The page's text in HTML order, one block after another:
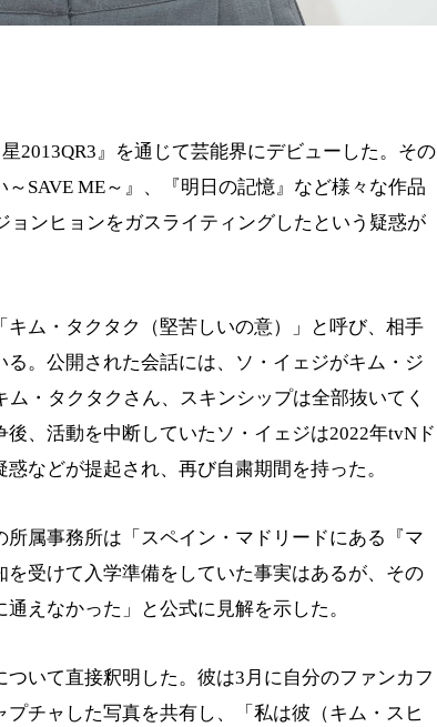
2013QR3』を通じて芸能界にデビューした。その
SAVE ME～』、『明日の記憶』など様々な作品
ョンヒョンをガスライティングしたという疑惑が
ム・タクタク（堅苦しいの意）」と呼び、相手
。公開された会話には、ソ・イェジがキム・ジ
・タクタクさん、スキンシップは全部抜いてく
、活動を中断していたソ・イェジは2022年tvNド
などが提起され、再び自粛期間を持った。
属事務所は「スペイン・マドリードにある『マ
受けて入学準備をしていた事実はあるが、その
えなかった」と公式に見解を示した。
いて直接釈明した。彼は3月に自分のファンカフ
チャした写真を共有し、「私は彼（キム・スヒ